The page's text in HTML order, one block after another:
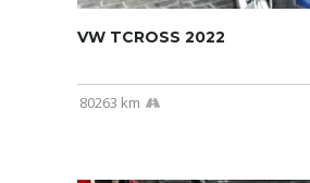
VW TCROSS 2022
80263 km